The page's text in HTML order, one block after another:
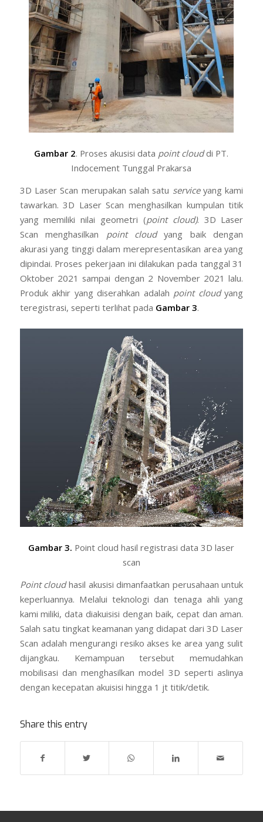
Gambar 2. Proses akusisi data point clouddi PT.
Indocement Tunggal Prakarsa
3D Laser Scan merupakan salah satu serviceyang kami
tawarkan. 3D Laser Scan menghasilkan kumpulan titik
yang memiliki nilai geometri (point cloud). 3D Laser
Scan menghasilkan point cloudyang baik dengan
akurasi yang tinggi dalam merepresentasikan area yang
dipindai. Proses pekerjaan ini dilakukan pada tanggal 31
Oktober 2021 sampai dengan 2 November 2021 lalu.
Produk akhir yang diserahkan adalah point cloudyang
teregistrasi, seperti terlihat pada Gambar 3.
Gambar 3. Point cloud hasil registrasi data 3D laser
scan
Point cloudhasil akusisi dimanfaatkan perusahaan untuk
keperluannya. Melalui teknologi dan tenaga ahli yang
kami miliki, data diakuisisi dengan baik, cepat dan aman.
Salah satu tingkat keamanan yang didapat dari 3D Laser
Scan adalah mengurangi resiko akses ke area yang sulit
dijangkau. Kemampuan tersebut memudahkan
mobilisasi dan menghasilkan model 3D seperti aslinya
dengan kecepatan akuisisi hingga 1 jt titik/detik.
Share this entry